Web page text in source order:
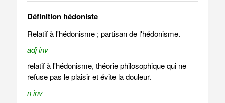
Définition hédoniste
Relatif à l'hédonisme ; partisan de l'hédonisme.
adj inv
relatif à l'hédonisme, théorie philosophique qui ne
refuse pas le plaisir et évite la douleur.
n inv